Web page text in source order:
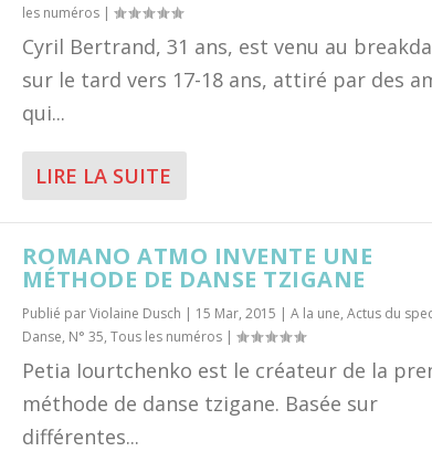
les numéros|
Cyril Bertrand, 31 ans, est venu au
sur le tard vers 17-18 ans, attiré par des
qui...
LIRE LA SUITE
ROMANO ATMO INVENTE UNE
MÉTHODE DE DANSE TZIGANE
Publié parViolaine Dusch | 15 Mar, 2015 | A la une, Actus du
Danse, N° 35, Tous les numéros|
Petia Iourtchenko est le créateur de la
méthode de danse tzigane. Basée sur
différentes...